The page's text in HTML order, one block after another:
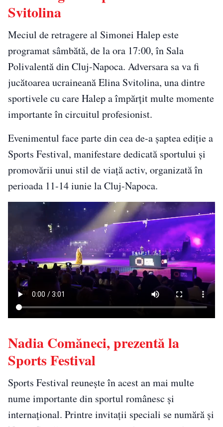
Svitolina
Meciul de retragere al Simonei Halep este
programat sâmbătă, de la ora 17:00, în Sala
Polivalentă din Cluj-Napoca. Adversara sa va fi
jucătoarea ucraineană Elina Svitolina, una dintre
sportivele cu care Halep a împărțit multe momente
importante în circuitul profesionist.
Evenimentul face parte din cea de-a șaptea ediție a
Sports Festival, manifestare dedicată sportului și
promovării unui stil de viață activ, organizată în
perioada 11-14 iunie la Cluj-Napoca.
Nadia Comăneci, prezentă la
Sports Festival
Sports Festival reunește în acest an mai multe
nume importante din sportul românesc și
internațional. Printre invitații speciali se numără și